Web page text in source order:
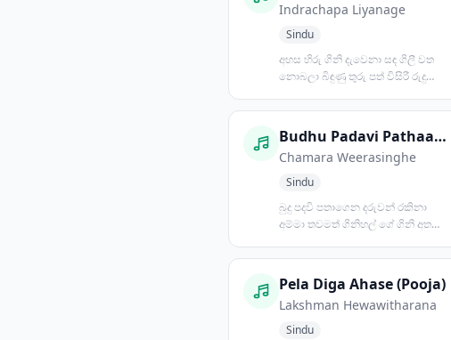
Indrachapa Liyanage
Sindu
අහස හිරු ගිනි දැවෙනා සඳ ගිලී වත
නොබලා බිඳුණු තුරු පත් විසිරී රුදු
Budhu Padavi Pathaagena
Chamara Weerasinghe
Sindu
බුදු පදවි පතාගෙන දරුවන් රකිනා
අම්මා තවමත් ගිනිහල් ගේ ගිනි අතරේ
Pela Diga Ahase (Pooja)
Lakshman Hewawitharana
Sindu